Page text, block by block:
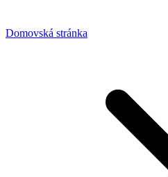
Domovská stránka